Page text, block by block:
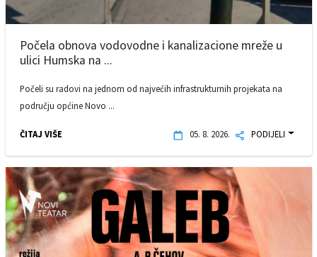
Počela obnova vodovodne i kanalizacione mreže u
ulici Humska na ...
Počeli su radovi na jednom od najvećih infrastrukturnih projekata na
području općine Novo ...
ČITAJ VIŠE 05. 8. 2026. PODIJELI